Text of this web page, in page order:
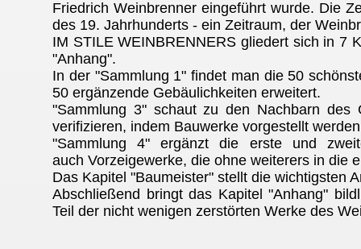
Friedrich Weinbrenner eingeführt wurde. Die
des 19. Jahrhunderts - ein Zeitraum, der
IM STILE WEINBRENNERS gliedert sich in 7
"Anhang".
In der "Sammlung 1" findet man die 50
50 ergänzende Gebäulichkeiten erweitert.
"Sammlung 3" schaut zu den Nachbarn des
verifizieren, indem Bauwerke vorgestellt
"Sammlung 4" ergänzt die erste und
auch Vorzeigewerke, die ohne weiterers in die
Das Kapitel "Baumeister" stellt die wichtigsten
Abschließend bringt das Kapitel "Anhang"
Teil der nicht wenigen zerstörten Werke des